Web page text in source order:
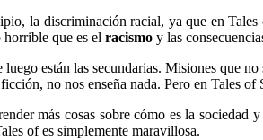
la discriminación racial, ya que en
horrible que es el racismo y las
están las secundarias. Misiones que
no nos enseña nada. Pero en Tales of
más cosas sobre cómo es la
of es simplemente maravillosa.